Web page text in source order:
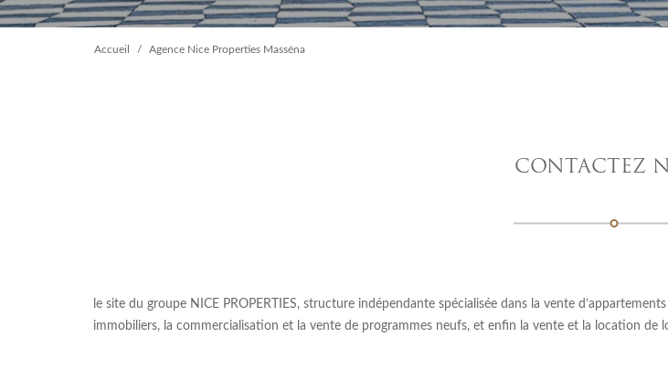
Accueil Agence Nice Properties Masséna
CONTACTEZ
le site du groupe NICE PROPERTIES, structure indépendante spécialisée dans la vente
immobiliers, la commercialisation et la vente de programmes neufs, et enfin la vente et la location de